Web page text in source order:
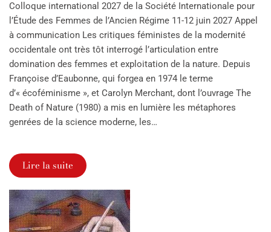
Colloque international 2027 de la Société Internationale pour
l’Étude des Femmes de l’Ancien Régime 11-12 juin 2027 Appel
à communication Les critiques féministes de la modernité
occidentale ont très tôt interrogé l’articulation entre
domination des femmes et exploitation de la nature. Depuis
Françoise d’Eaubonne, qui forgea en 1974 le terme
d’« écoféminisme », et Carolyn Merchant, dont l’ouvrage The
Death of Nature (1980) a mis en lumière les métaphores
genrées de la science moderne, les…
Lire la suite